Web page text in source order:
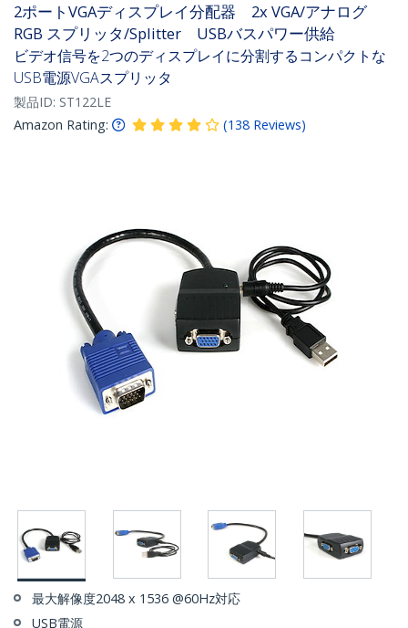
2ポートVGAディスプレイ分配器 2x VGA/アナログ
RGB スプリッタ/Splitter USBバスパワー供給
ビデオ信号を2つのディスプレイに分割するコンパクトな
USB電源VGAスプリッタ
製品ID: ST122LE
Amazon Rating:
(138 Reviews)
最大解像度2048 x 1536 @60Hz対応
USB電源